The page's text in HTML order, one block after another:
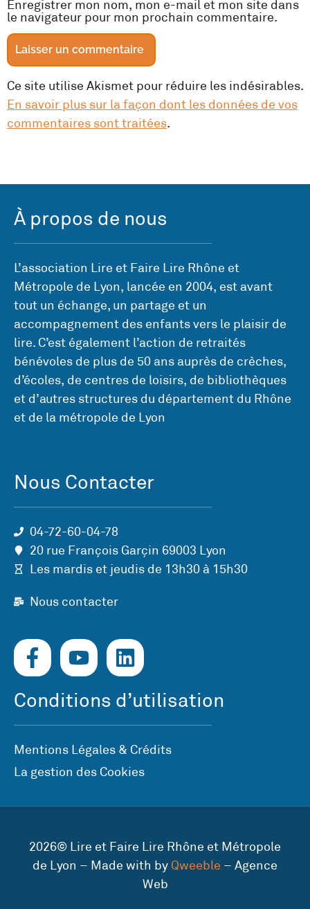
Enregistrer mon nom, mon e-mail et mon site dans
le navigateur pour mon prochain commentaire.
Ce site utilise Akismet pour réduire les indésirables.
En savoir plus sur la façon dont les données de vos
commentaires sont traitées.
À propos de nous
L’association Lire et Faire Lire Rhône et
Métropole de Lyon, lancée en 2004, est avant
tout un échange, un partage et un
accompagnement des enfants vers le plaisir de
lire. C’est également l’action de retraités
bénévoles de plus de 50 ans auprès de crèches,
d’écoles, de centres de loisirs, de bibliothèques
et d’autres structures du département du Rhône
et de la métropole de Lyon
Nous Contacter
04-72-60-04-78
20 rue François Garçin 69003 Lyon
Les mardis et jeudis de 13h30 à 15h30
Nous contacter
Conditions d’utilisation
Mentions Légales & Crédits
La gestion des Cookies
2026© Lire et Faire Lire Rhône et Métropole
de Lyon – Made with by Qweeble – Agence
Web